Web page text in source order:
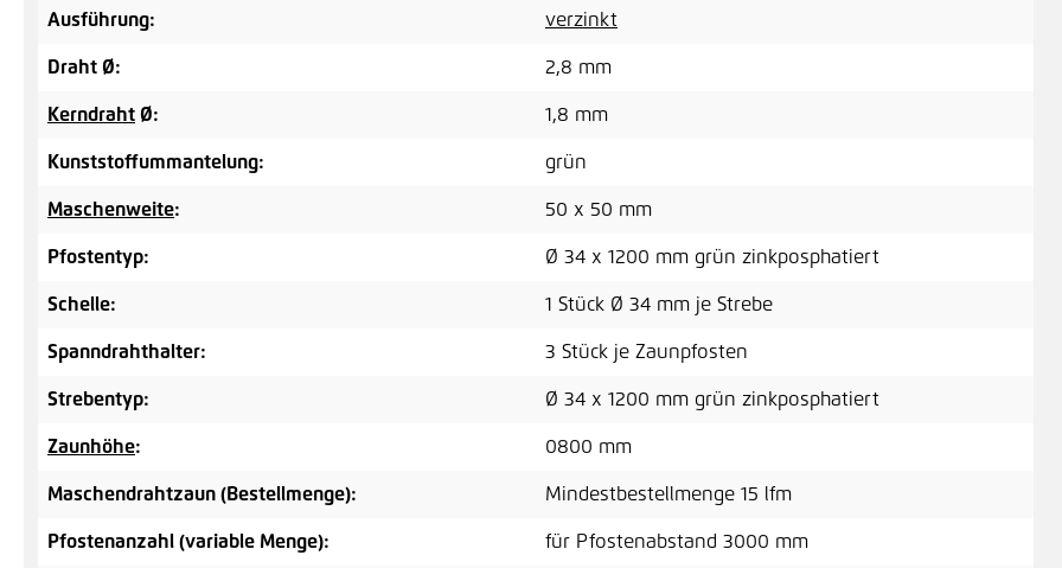
Ausführung: verzinkt
Draht Ø: 2,8 mm
Kerndraht Ø: 1,8 mm
Kunststoffummantelung: grün
Maschenweite: 50 x 50 mm
Pfostentyp: Ø 34 x 1200 mm grün zinkposphatiert
Schelle: 1 Stück Ø 34 mm je Strebe
Spanndrahthalter: 3 Stück je Zaunpfosten
Strebentyp: Ø 34 x 1200 mm grün zinkposphatiert
Zaunhöhe: 0800 mm
Maschendrahtzaun (Bestellmenge): Mindestbestellmenge 15 lfm
Pfostenanzahl (variable Menge): für Pfostenabstand 3000 mm